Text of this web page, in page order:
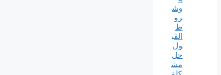
وش
رو
ط
القب
ول
حل
مش